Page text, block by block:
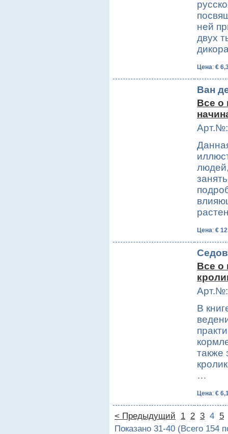
ней
двух
Цена: €
Ван
Все о
Цена: €
Все о
В
также
…
Цена: €
< Предыдущий 1 2 3 4 5
Показано 31-40 (Всего 154